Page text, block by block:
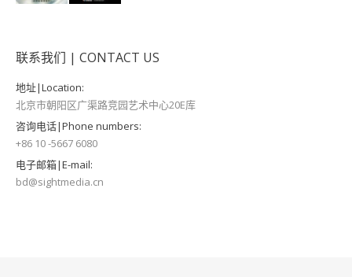
联系我们 | CONTACT US
地址|Location:
北京市朝阳区广渠路竞园艺术中心20E库
咨询电话|Phone numbers:
+86 10 -5667 6080
电子邮箱|E-mail:
bd@sightmedia.cn